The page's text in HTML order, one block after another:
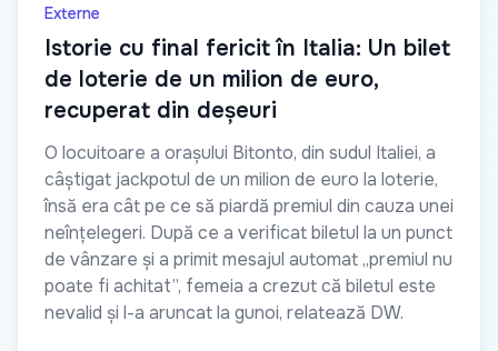
Externe
Istorie cu final fericit în Italia: Un bilet
de loterie de un milion de euro,
recuperat din deșeuri
O locuitoare a orașului Bitonto, din sudul Italiei, a
câștigat jackpotul de un milion de euro la loterie,
însă era cât pe ce să piardă premiul din cauza unei
neînțelegeri. După ce a verificat biletul la un punct
de vânzare și a primit mesajul automat „premiul nu
poate fi achitat”, femeia a crezut că biletul este
nevalid și l-a aruncat la gunoi, relatează DW.